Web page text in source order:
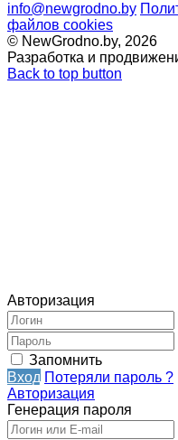
info@newgrodno.by
файлов cookies
© NewGrodno.by, 2026
Разработка и
Back to top button
Авторизация
Запомнить
Вход Потеряли пароль ?
Авторизация
Генерация пароля